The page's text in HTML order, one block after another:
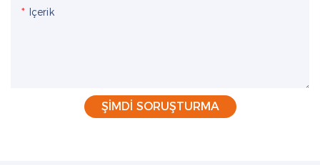
Içerik
ŞIMDI SORUŞTURMA